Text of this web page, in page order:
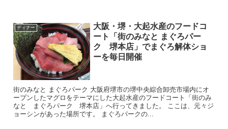
ディナー
大阪・堺・大起水産のフードコ
ート「街のみなと まぐろパー
ク 堺本店」でまぐろ解体ショ
ーを毎日開催
街のみなと まぐろパーク 大阪府堺市の堺中央綜合卸売市場内にオ
ープンしたマグロをテーマにした大起水産のフードコート「街のみ
なと まぐろパーク 堺本店」へ行ってきました。 ここは、元々ジ
ョーシンがあった場所です。 まぐろパークの...